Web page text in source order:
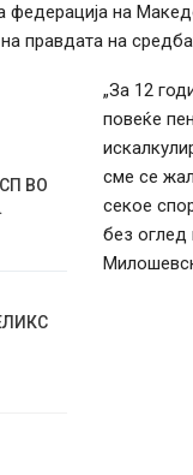
федерација на
на
ВО
„За 12
повеќе
сме се
секое
без оглед